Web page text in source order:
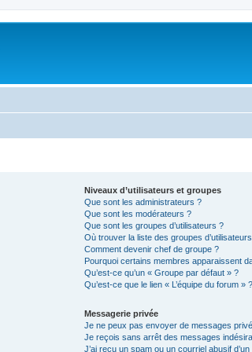
Niveaux d’utilisateurs et groupes
Que sont les administrateurs ?
Que sont les modérateurs ?
Que sont les groupes d’utilisateurs ?
Où trouver la liste des groupes
Comment devenir chef de groupe ?
Pourquoi certains membres apparaissent
Qu’est-ce qu’un « Groupe par défaut » ?
Qu’est-ce que le lien « L’équipe du forum »
Messagerie privée
Je ne peux pas envoyer de messages
Je reçois sans arrêt des messages
J’ai reçu un spam ou un courriel abusif